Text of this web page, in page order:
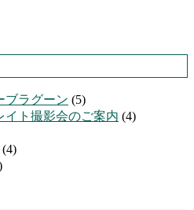
ブラグーン (5)
イト撮影会のご案内 (4)
(4)